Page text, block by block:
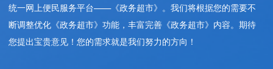
统一网上便民服务平台——《政务超市》。我们将根据您的需要不
断调整优化《政务超市》功能，丰富完善《政务超市》内容。期待
您提出宝贵意见！您的需求就是我们努力的方向！